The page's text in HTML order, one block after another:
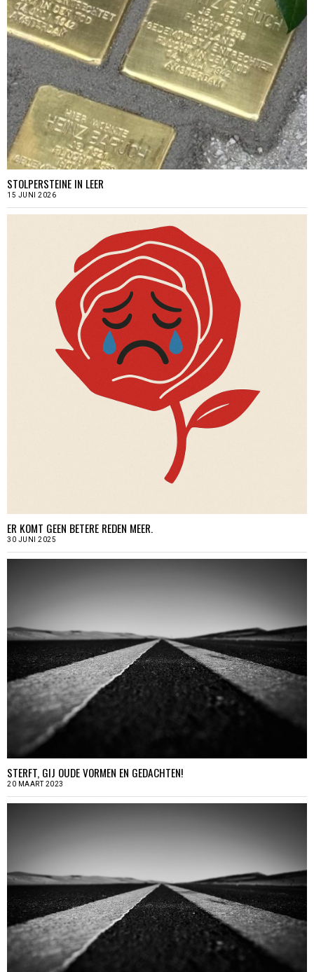
STOLPERSTEINE IN LEER
15 JUNI 2026
ER KOMT GEEN BETERE REDEN MEER.
30 JUNI 2025
STERFT, GIJ OUDE VORMEN EN GEDACHTEN!
20 MAART 2023